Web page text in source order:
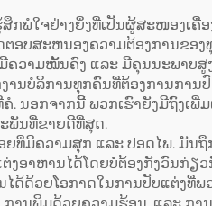
ະກອບດ້ວຍເສື້ອຜ້າ
ວນປະກອບຂອງ
ແລະ ຜ້າຝ້າ
ສຳລັບທັງຜູ້ຍິງ
ລະ ຜູ້ຊາຍ
ກພໍໃຈຢ່າງຍິ່ງທີ່ເປັນຜູ້ສະໜອງເ
ອບສະຫນອງຄວາມຕ້ອງການຂອງ
ຄວາມໝັ້ນຄົງ ແລະ ມີຄຸນນະພາ
ນບໍລິການທຸກຄົນທີ່ຕ້ອງການການ
ນອກຈາກນີ້ ພວກເຮົາຍັງມີຖົງເ
ພັນທີ່ຂາຍດີທີ່ສຸດ.
ຍທີ່ມີຄວາມສຸກ ແລະ ປອດໄພ.
ງອາຫານໄດ້ໂດຍບໍ່ຕ້ອງກັງວົນກ່ຽ
ດ້ດ້ວຍໂອກາດໃນການປັບແຕ່ງ